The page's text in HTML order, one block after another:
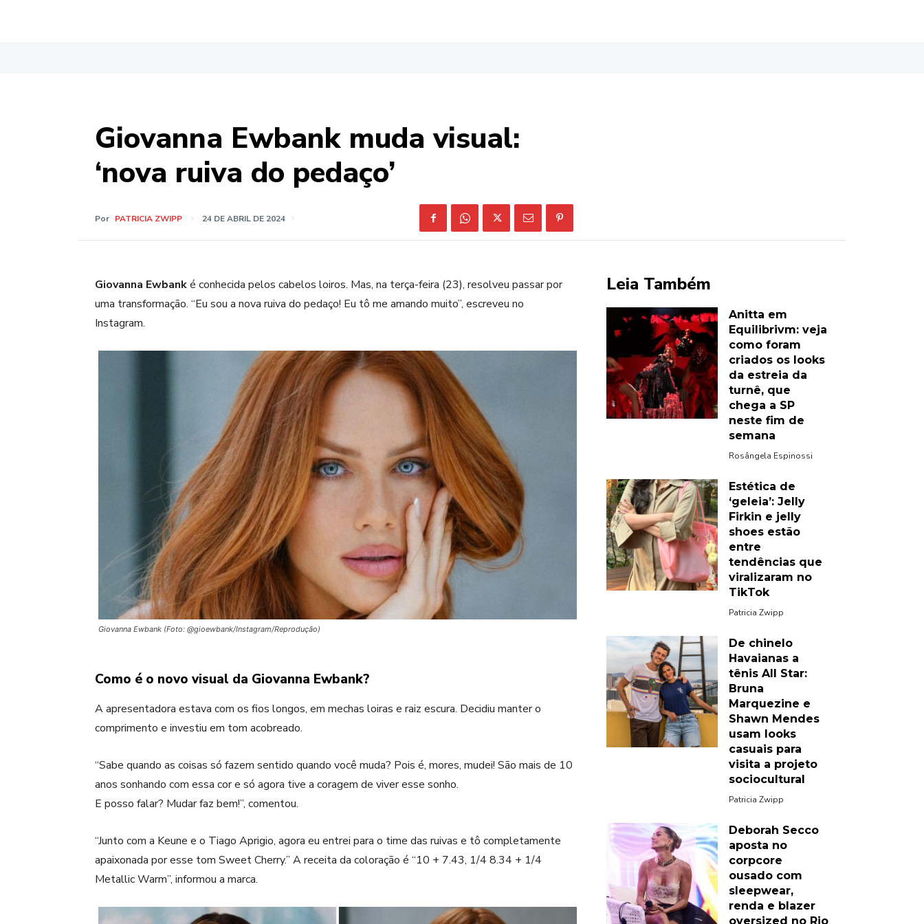
Giovanna Ewbank muda visual:
‘nova ruiva do pedaço’
Por PATRICIA ZWIPP 24 DE ABRIL DE 2024
Giovanna Ewbanké conhecida pelos cabelos loiros. Mas, na terça-feira (23), resolveu passar por
uma transformação. “Eu sou a nova ruiva do pedaço! Eu tô me amando muito”, escreveu no
Instagram.
Giovanna Ewbank (Foto: @gioewbank/Instagram/Reprodução)
Como é o novo visual da Giovanna Ewbank?
A apresentadora estava com os fios longos, em mechas loiras e raiz escura. Decidiu manter o
comprimento e investiu em tom acobreado.
“Sabe quando as coisas só fazem sentido quando você muda? Pois é, mores, mudei! São mais de 10
anos sonhando com essa cor e só agora tive a coragem de viver esse sonho.
E posso falar? Mudar faz bem!”, comentou.
“Junto com a Keune e o Tiago Aprigio, agora eu entrei para o time das ruivas e tô completamente
apaixonada por esse tom Sweet Cherry.” A receita da coloração é “10 + 7.43, 1/4 8.34 + 1/4
Metallic Warm”, informou a marca.
Leia Também
Anitta em
Equilibrivm: veja
como foram
criados os looks
da estreia da
turnê, que
chega a SP
neste fim de
semana
Rosângela Espinossi
Estética de
‘geleia’: Jelly
Firkin e jelly
shoes estão
entre
tendências que
viralizaram no
TikTok
Patricia Zwipp
De chinelo
Havaianas a
tênis All Star:
Bruna
Marquezine e
Shawn Mendes
usam looks
casuais para
visita a projeto
sociocultural
Patricia Zwipp
Deborah Secco
aposta no
corpcore
ousado com
sleepwear,
renda e blazer
oversized no Rio